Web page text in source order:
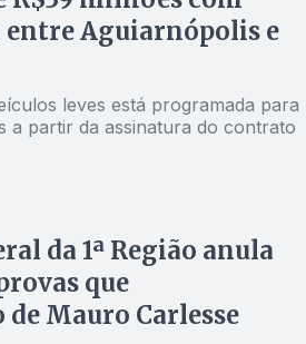
entre Aguiarnópolis e
leves está programada para
a partir da assinatura do contrato
da 1ª Região anula
que
Mauro Carlesse